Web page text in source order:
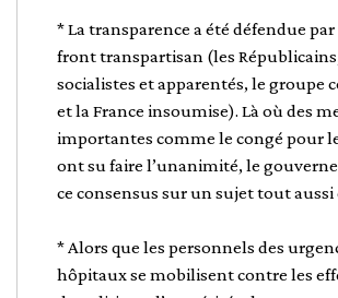
* La transparence a été défendue
front transpartisan (les
socialistes et apparentés, le groupe
et la France insoumise). Là où des
importantes comme le congé pour
ont su faire l’unanimité, le
ce consensus sur un sujet tout aussi
* Alors que les personnels des
hôpitaux se mobilisent contre les